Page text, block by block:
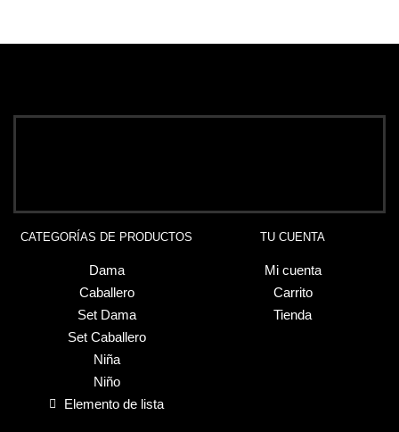
CATEGORÍAS DE PRODUCTOS
Dama
Caballero
Set Dama
Set Caballero
Niña
Niño
Elemento de lista
TU CUENTA
Mi cuenta
Carrito
Tienda